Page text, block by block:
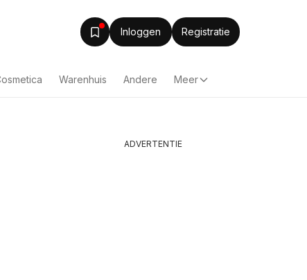
Inloggen Registratie
Warenhuis Andere Meer
ADVERTENTIE